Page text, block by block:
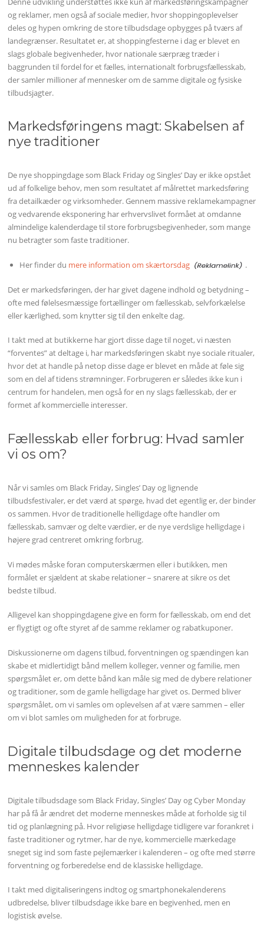
og reklamer, men også af sociale medier, hvor shoppingoplevelser
deles og hypen omkring de store tilbudsdage opbygges på tværs af
landegrænser. Resultatet er, at shoppingfesterne i dag er blevet en
slags globale begivenheder, hvor nationale særpræg træder i
baggrunden til fordel for et fælles, internationalt forbrugsfællesskab,
der samler millioner af mennesker om de samme digitale og fysiske
tilbudsjagter.
Markedsføringens magt: Skabelsen af
nye traditioner
De nye shoppingdage som Black Friday og Singles’ Day er ikke opstået
ud af folkelige behov, men som resultatet af målrettet markedsføring
fra detailkæder og virksomheder. Gennem massive reklamekampagner
og vedvarende eksponering har erhvervslivet formået at omdanne
almindelige kalenderdage til store forbrugsbegivenheder, som mange
nu betragter som faste traditioner.
Her finder du mere information om skærtorsdag .
Det er markedsføringen, der har givet dagene indhold og betydning –
ofte med følelsesmæssige fortællinger om fællesskab, selvforkælelse
eller kærlighed, som knytter sig til den enkelte dag.
I takt med at butikkerne har gjort disse dage til noget, vi næsten
“forventes” at deltage i, har markedsføringen skabt nye sociale ritualer,
hvor det at handle på netop disse dage er blevet en måde at føle sig
som en del af tidens strømninger. Forbrugeren er således ikke kun i
centrum for handelen, men også for en ny slags fællesskab, der er
formet af kommercielle interesser.
Fællesskab eller forbrug: Hvad samler
vi os om?
Når vi samles om Black Friday, Singles’ Day og lignende
tilbudsfestivaler, er det værd at spørge, hvad det egentlig er, der binder
os sammen. Hvor de traditionelle helligdage ofte handler om
fællesskab, samvær og delte værdier, er de nye verdslige helligdage i
højere grad centreret omkring forbrug.
Vi mødes måske foran computerskærmen eller i butikken, men
formålet er sjældent at skabe relationer – snarere at sikre os det
bedste tilbud.
Alligevel kan shoppingdagene give en form for fællesskab, om end det
er flygtigt og ofte styret af de samme reklamer og rabatkuponer.
Diskussionerne om dagens tilbud, forventningen og spændingen kan
skabe et midlertidigt bånd mellem kolleger, venner og familie, men
spørgsmålet er, om dette bånd kan måle sig med de dybere relationer
og traditioner, som de gamle helligdage har givet os. Dermed bliver
spørgsmålet, om vi samles om oplevelsen af at være sammen – eller
om vi blot samles om muligheden for at forbruge.
Digitale tilbudsdage og det moderne
menneskes kalender
Digitale tilbudsdage som Black Friday, Singles’ Day og Cyber Monday
har på få år ændret det moderne menneskes måde at forholde sig til
tid og planlægning på. Hvor religiøse helligdage tidligere var forankret i
faste traditioner og rytmer, har de nye, kommercielle mærkedage
sneget sig ind som faste pejlemærker i kalenderen – og ofte med større
forventning og forberedelse end de klassiske helligdage.
I takt med digitaliseringens indtog og smartphonekalenderens
udbredelse, bliver tilbudsdage ikke bare en begivenhed, men en
logistisk øvelse.